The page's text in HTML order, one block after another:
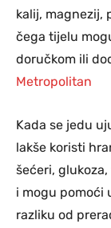
kalij, magnezij,
čega tijelu
doručkom ili
Metropolitan
Kada se jedu
lakše koristi
šećeri,
i mogu pomoći
razliku od